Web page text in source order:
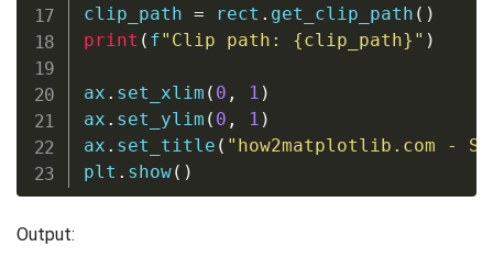
clip_path = rect . get_clip_path ( )
print ( f"Clip path: {clip_path} " )
ax . set_xlim ( 0 , 1 )
ax . set_ylim ( 0 , 1 )
ax . set_title ( "how2matplotlib.com -
plt . show( )
Output: